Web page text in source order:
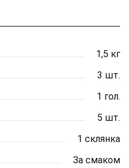
1,5 кг
3 шт.
1 гол.
5 шт.
1 склянка
За смаком